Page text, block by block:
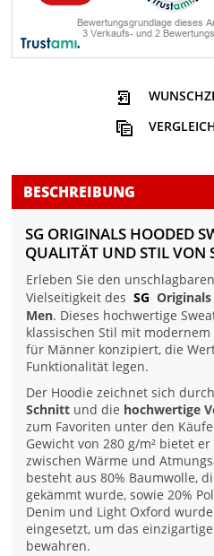
BESCHREIBUNG
SG ORIGINALS HOODED
QUALITÄT UND STIL VON
Erleben Sie den
Vielseitigkeit des SG
Men. Dieses hochwertige
klassischen Stil mit
für Männer konzipiert, die
Funktionalität legen.
Der Hoodie zeichnet sich
Schnitt und die hochwertige
zum Favoriten unter den
Gewicht von 280 g/m² bietet
zwischen Wärme und
besteht aus 80% Baumwolle,
gekämmt wurde, sowie 20%
Denim und Light Oxford
eingesetzt, um das
bewahren.